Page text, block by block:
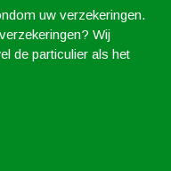
uw verzekeringen.
Wij
de particulier als het